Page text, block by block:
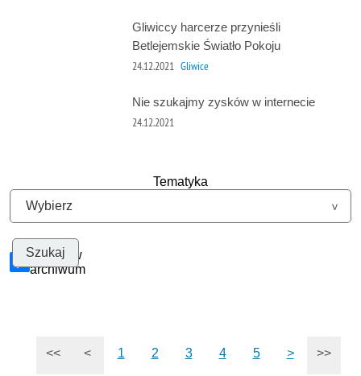
Gliwiccy harcerze przynieśli
Betlejemskie Światło Pokoju
24.12.2021 Gliwice
Nie szukajmy zysków w internecie
24.12.2021
Tematyka
Szukaj w
archiwum
<< < 1 2 3 4 5 > >>